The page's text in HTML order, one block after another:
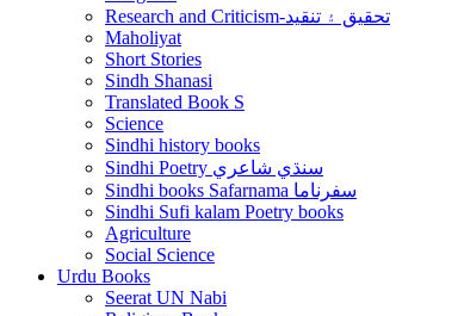
Research and Criticism-تحقيق ۽ تنقيد
Maholiyat
Short Stories
Sindh Shanasi
Translated Book S
Science
Sindhi history books
Sindhi Poetry سنڌي شاعري
Sindhi books Safarnama سفرناما
Sindhi Sufi kalam Poetry books
Agriculture
Social Science
Urdu Books
Seerat UN Nabi